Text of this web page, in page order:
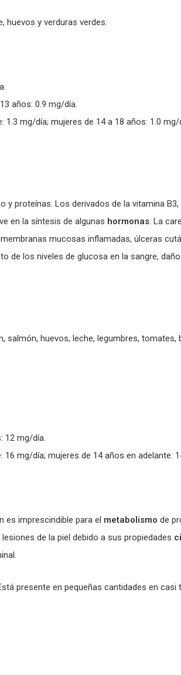
huevos y verduras verdes.
años: 0.9 mg/día.
mg/día; mujeres de 14 a 18 años: 1.0 mg/
y proteínas. Los derivados de la vitamina
en la síntesis de algunas hormonas. La
mucosas inflamadas, úlceras
de los niveles de glucosa en la sangre,
salmón, huevos, leche, legumbres,
12 mg/día.
mg/día; mujeres de 14 años en adelante:
es imprescindible para el metabolismo de
de la piel debido a sus propiedades
presente en pequeñas cantidades en